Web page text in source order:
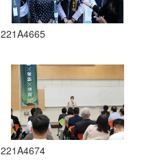
221A4665
221A4674